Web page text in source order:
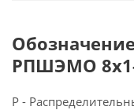
РПШЭМО
Р -